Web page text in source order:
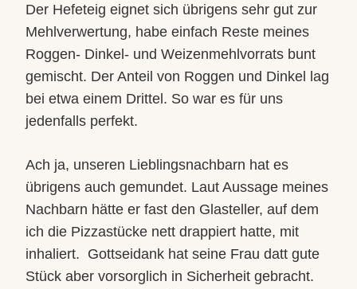
Der Hefeteig eignet sich übrigens sehr gut zur
Mehlverwertung, habe einfach Reste meines
Roggen- Dinkel- und Weizenmehlvorrats bunt
gemischt. Der Anteil von Roggen und Dinkel lag
bei etwa einem Drittel. So war es für uns
jedenfalls perfekt.
Ach ja, unseren Lieblingsnachbarn hat es
übrigens auch gemundet. Laut Aussage meines
Nachbarn hätte er fast den Glasteller, auf dem
ich die Pizzastücke nett drappiert hatte, mit
inhaliert. Gottseidank hat seine Frau datt gute
Stück aber vorsorglich in Sicherheit gebracht.